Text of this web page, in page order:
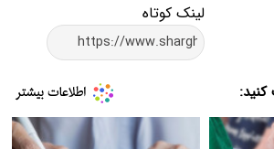
لینک کوتاه
کنید: